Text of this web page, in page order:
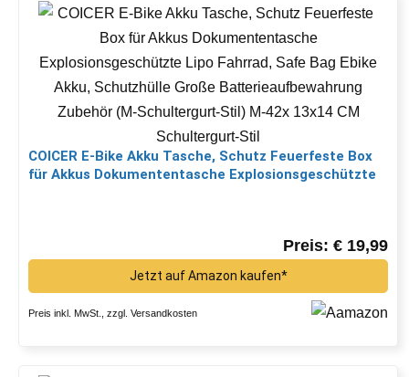
COICER E-Bike Akku Tasche, Schutz Feuerfeste Box
für Akkus Dokumententasche Explosionsgeschützte
Preis: € 19,99
Jetzt auf Amazon kaufen*
Preis inkl. MwSt., zzgl. Versandkosten